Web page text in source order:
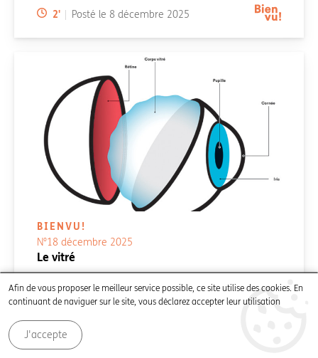
Temps de lecture:
2' Posté le 8 décembre 2025
BIENVU!
N°18 décembre 2025
Le vitré
Afin de vous proposer le meilleur service possible, ce site utilise des cookies. En
continuant de naviguer sur le site, vous déclarez accepter leur utilisation
J'accepte